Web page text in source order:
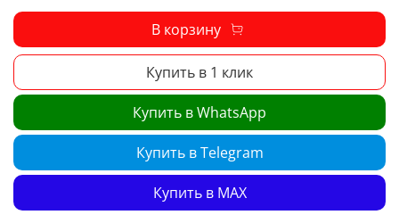
В корзину
Купить в 1 клик
Купить в WhatsApp
Купить в Telegram
Купить в MAX